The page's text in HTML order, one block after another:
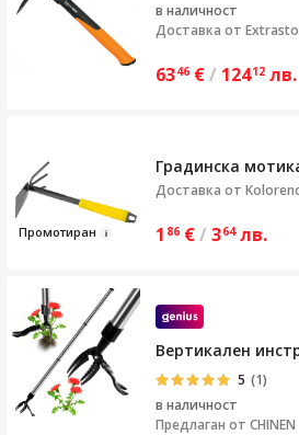
в наличност
Доставка от
6346 €/ 12412 лв.
Промотиран
Градинска
Доставка от
1 86 €/ 364 лв.
Вертикален
5 (1)
в наличност
Предлаган от CHINEN